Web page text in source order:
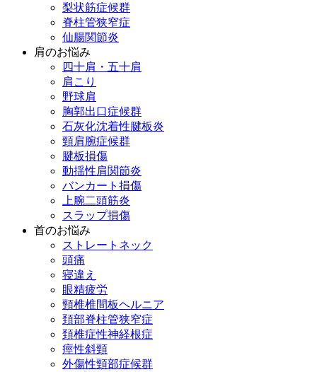
梨状筋症候群
脊柱管狭窄症
仙腸関節炎
肩のお悩み
四十肩・五十肩
肩こり
野球肩
胸郭出口症候群
石灰化沈着性腱板炎
頸肩腕症候群
腱板損傷
動揺性肩関節炎
バンカート損傷
上腕二頭筋炎
スラップ損傷
首のお悩み
ストレートネック
頭痛
寝違え
眼精疲労
頸椎椎間板ヘルニア
頚部脊柱管狭窄症
頚椎症性神経根症
痙性斜頸
外傷性頸部症候群